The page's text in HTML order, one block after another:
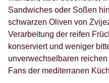
Sandwiches oder Soßen
schwarzen Oliven von
Verarbeitung der reifen
konserviert und weniger
unverwechselbaren
Fans der mediterranen